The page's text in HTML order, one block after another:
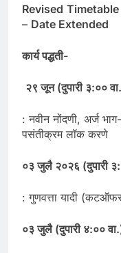
Revised Timetable
– Date Extended
कार्य पद्धती-
२९ जून (दुपारी ३:००
: नवीन नोंदणी, अर्ज
पसंतीक्रम लॉक करणे
०३ जुलै २०२६ (दुपारी
: गुणवत्ता यादी
०३ जुलै (दुपारी ४:००